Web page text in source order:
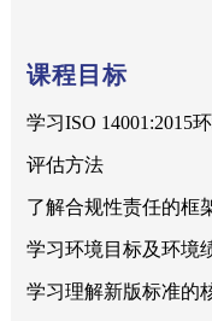
课程目标
学习ISO 14001:2015
评估方法
了解合规性责任的框
学习环境目标及环境
学习理解新版标准的